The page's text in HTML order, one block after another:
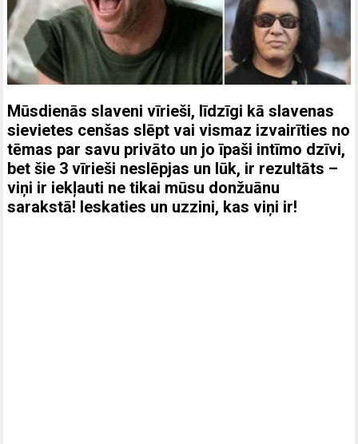
Mūsdienās slaveni vīrieši, līdzīgi kā slavenas
sievietes cenšas slēpt vai vismaz izvairīties no
tēmas par savu privāto un jo īpaši intīmo dzīvi,
bet šie 3 vīrieši neslēpjas un lūk, ir rezultāts –
viņi ir iekļauti ne tikai mūsu donžuānu
sarakstā! Ieskaties un uzzini, kas viņi ir!